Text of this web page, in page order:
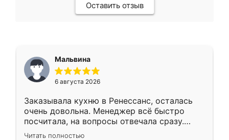
Оставить отзыв
Мальвина
6 августа 2026
Заказывала кухню в Ренессанс, осталась
очень довольна. Менеджер всё быстро
посчитала, на вопросы отвечала сразу.
Замерщик приехал в субботу, подошёл к
Читать полностью